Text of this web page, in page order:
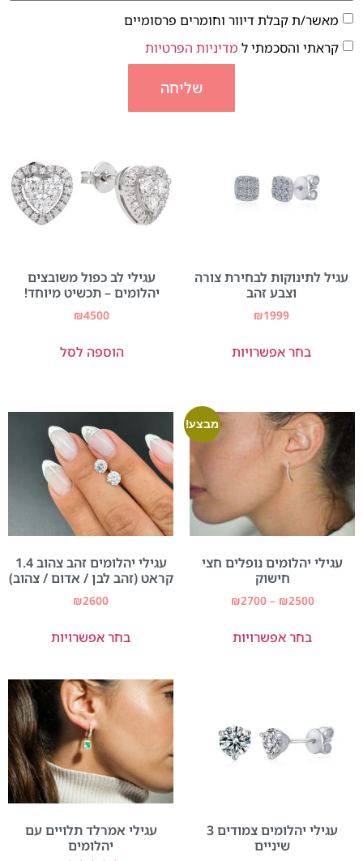
מאשר/ת קבלת דיוור וחומרים פרסומיים
קראתי והסכמתי ל מדיניות הפרטיות
שליחה
עגיל לתינוקות לבחירת צורה
וצבע זהב
₪1999
בחר אפשרויות
עגילי לב כפול משובצים
יהלומים – תכשיט מיוחד!
₪4500
הוספה לסל
מבצע!
עגילי יהלומים נופלים חצי
חישוק
₪2500
–
₪2700
בחר אפשרויות
עגילי יהלומים זהב צהוב 1.4
קראט (זהב לבן / אדום / צהוב)
₪2600
בחר אפשרויות
עגילי יהלומים צמודים 3
שיניים
עגילי אמרלד תלויים עם
יהלומים